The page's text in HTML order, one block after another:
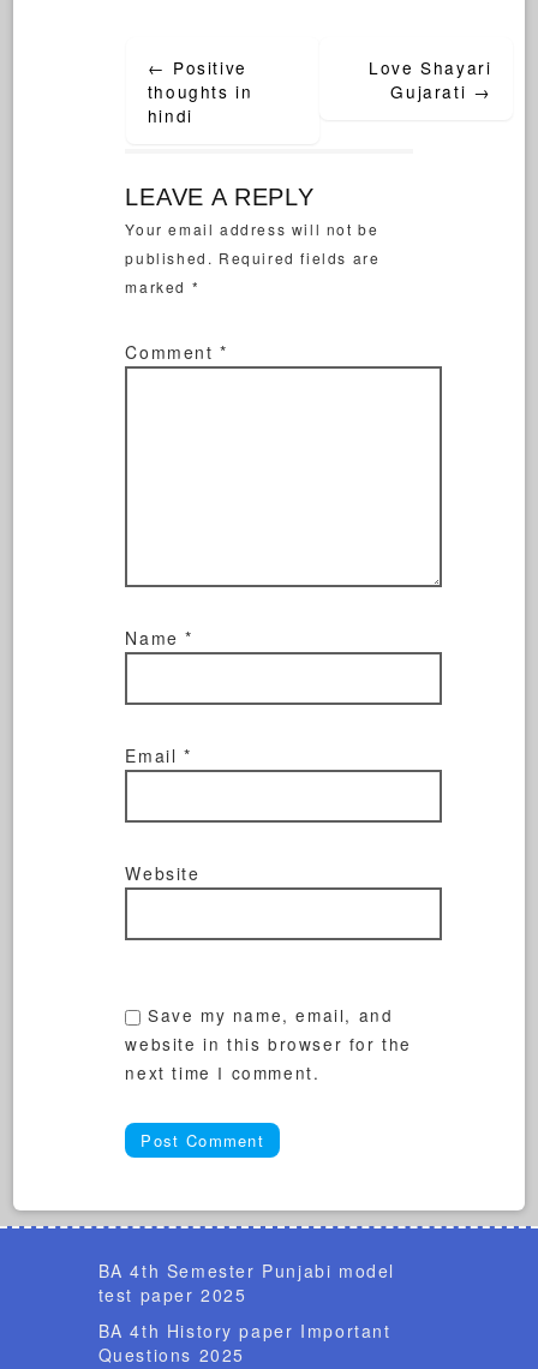
← Positive
thoughts in
hindi
Love Shayari
Gujarati →
LEAVE A REPLY
Your email address will not be
published. Required fields are
marked *
Comment*
Name*
Email*
Website
Save my name, email, and
website in this browser for the
next time I comment.
BA 4th Semester Punjabi model
test paper 2025
BA 4th History paper Important
Questions 2025